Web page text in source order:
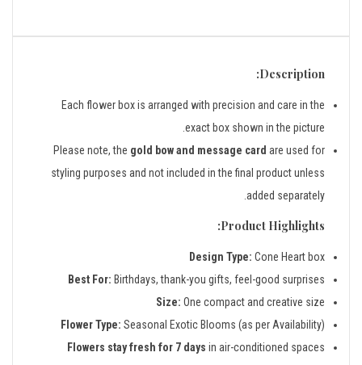
Description:
Each flower box is arranged with precision and care in the
exact box shown in the picture.
Please note, the gold bow and message card are used for
styling purposes and not included in the final product unless
added separately.
Product Highlights:
Design Type: Cone Heart box
Best For: Birthdays, thank-you gifts, feel-good surprises
Size: One compact and creative size
Flower Type: Seasonal Exotic Blooms (as per Availability)
Flowers stay fresh for 7 days in air-conditioned spaces